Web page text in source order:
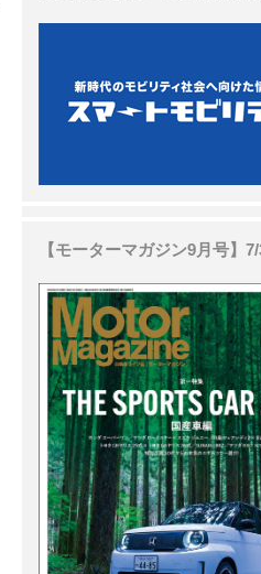
【モーターマガジン9月号】